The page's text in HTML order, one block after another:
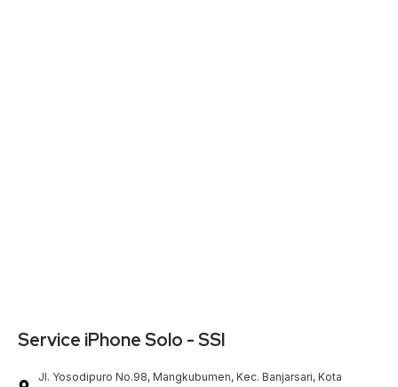
Service iPhone Solo - SSI
Jl. Yosodipuro No.98, Mangkubumen, Kec. Banjarsari, Kota